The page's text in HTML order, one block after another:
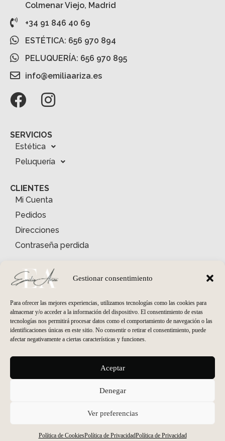
Gestionar consentimiento
Para ofrecer las mejores experiencias, utilizamos tecnologías como las cookies para
almacenar y/o acceder a la información del dispositivo. El consentimiento de estas
tecnologías nos permitirá procesar datos como el comportamiento de navegación o las
identificaciones únicas en este sitio. No consentir o retirar el consentimiento, puede
afectar negativamente a ciertas características y funciones.
Aceptar
Denegar
Ver preferencias
Política de CookiesPolítica de PrivacidadPolítica de Privacidad
Colmenar Viejo, Madrid
+34 91 846 40 69
ESTÉTICA: 656 970 894
PELUQUERÍA: 656 970 895
info@emiliaariza.es
SERVICIOS
Estética
Peluquería
CLIENTES
Mi Cuenta
Pedidos
Direcciones
Contraseña perdida
INFORMACIÓN
Quiénes somos
Envíos y Devoluciones
Política de Privacidad
Política de Cookies
HORARIO PELUQUERÍA
Martes - Viernes
09:30 a 19:00
HORARIO ESTÉTICA
Martes - Viernes
10:00 a 20:00